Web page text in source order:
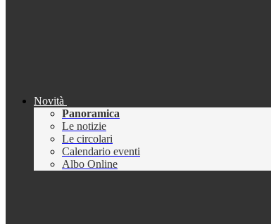
Novità
Panoramica
Le notizie
Le circolari
Calendario eventi
Albo Online